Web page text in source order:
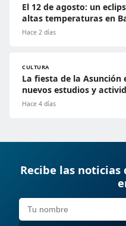
El 12 de agosto: un
altas temperaturas en
Hace 2 días
CULTURA
La fiesta de la Asunción
nuevos estudios y
Hace 4 días
Recibe las noticias